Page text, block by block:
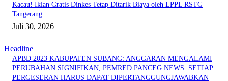
Kacau! Iklan Gratis Dinkes Tetap Ditarik Biaya oleh LPPL RSTG
Tangerang
Juli 30, 2026
Headline
APBD 2023 KABUPATEN SUBANG: ANGGARAN MENGALAMI
PERUBAHAN SIGNIFIKAN, PEMRED PANCEG NEWS: SETIAP
PERGESERAN HARUS DAPAT DIPERTANGGUNGJAWABKAN